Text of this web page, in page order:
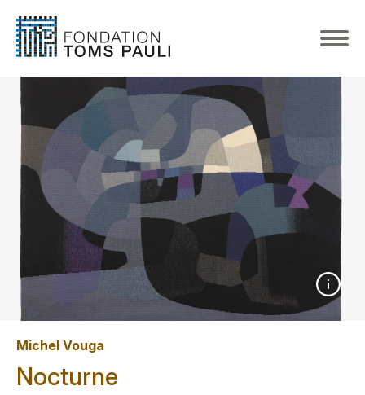
Michel Vouga
Nocturne